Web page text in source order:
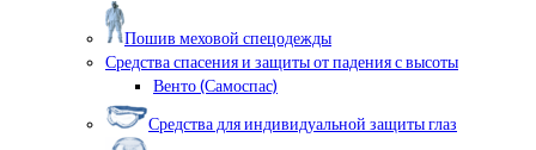
Пошив меховой спецодежды
Средства спасения и защиты от падения с высоты
Венто (Самоспас)
Средства для индивидуальной защиты глаз